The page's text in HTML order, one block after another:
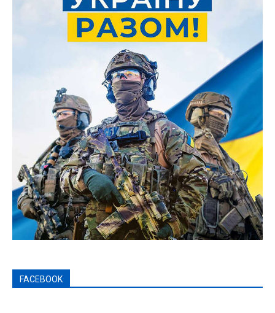
FACEBOOK